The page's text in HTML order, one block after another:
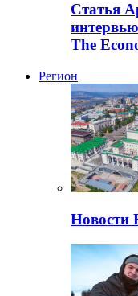
Статья
The
Регион
Новости